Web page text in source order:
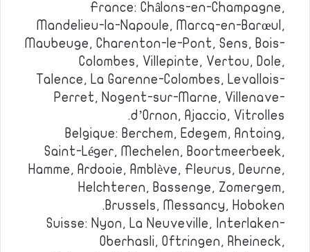
France: Châlons-en-Champagne,
Mandelieu-la-Napoule, Marcq-en-Barœul,
Maubeuge, Charenton-le-Pont, Sens, Bois-
Colombes, Villepinte, Vertou, Dole,
Talence, La Garenne-Colombes, Levallois-
Perret, Nogent-sur-Marne, Villenave-
d’Ornon, Ajaccio, Vitrolles.
Belgique: Berchem, Edegem, Antoing,
Saint-Léger, Mechelen, Boortmeerbeek,
Hamme, Ardooie, Amblève, Fleurus, Deurne,
Helchteren, Bassenge, Zomergem,
Brussels, Messancy, Hoboken.
Suisse: Nyon, La Neuveville, Interlaken-
Oberhasli, Oftringen, Rheineck,